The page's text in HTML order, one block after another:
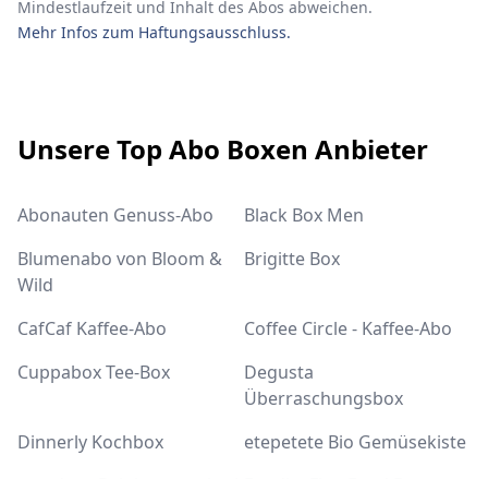
Mindestlaufzeit und Inhalt des Abos abweichen.
Mehr Infos zum Haftungsausschluss.
Unsere Top Abo Boxen Anbieter
Abonauten Genuss-Abo
Black Box Men
Blumenabo von Bloom &
Wild
Brigitte Box
CafCaf Kaffee-Abo
Coffee Circle - Kaffee-Abo
Cuppabox Tee-Box
Degusta
Überraschungsbox
Dinnerly Kochbox
etepetete Bio Gemüsekiste